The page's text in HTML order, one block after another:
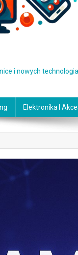
i nowych
Elektronika I